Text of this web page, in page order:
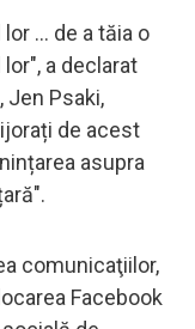
... de a tăia o
a declarat
Jen Psaki,
de acest
asupra
comunicaţiilor,
Facebook